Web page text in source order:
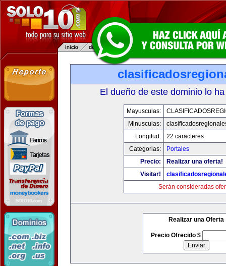
El dueño de este dominio lo
Mayusculas:
Minusculas:
Longitud:
22 caracteres
Categorias:
Portales
Precio:
Realizar una oferta!
Visitar!
Serán consideradas
Realizar una Oferta
Precio Ofrecido $